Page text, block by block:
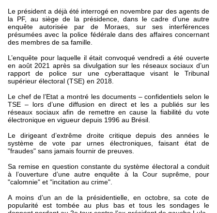
Le président a déjà été interrogé en novembre par des agents de
la PF, au siège de la présidence, dans le cadre d’une autre
enquête autorisée par de Moraes, sur ses interférences
présumées avec la police fédérale dans des affaires concernant
des membres de sa famille.
L’enquête pour laquelle il était convoqué vendredi a été ouverte
en août 2021 après sa divulgation sur les réseaux sociaux d’un
rapport de police sur une cyberattaque visant le Tribunal
supérieur électoral (TSE) en 2018.
Le chef de l’Etat a montré les documents – confidentiels selon le
TSE – lors d’une diffusion en direct et les a publiés sur les
réseaux sociaux afin de remettre en cause la fiabilité du vote
électronique en vigueur depuis 1996 au Brésil.
Le dirigeant d’extrême droite critique depuis des années le
système de vote par urnes électroniques, faisant état de
"fraudes" sans jamais fournir de preuves.
Sa remise en question constante du système électoral a conduit
à l’ouverture d’une autre enquête à la Cour suprême, pour
"calomnie" et "incitation au crime".
A moins d’un an de la présidentielle, en octobre, sa cote de
popularité est tombée au plus bas et tous les sondages le